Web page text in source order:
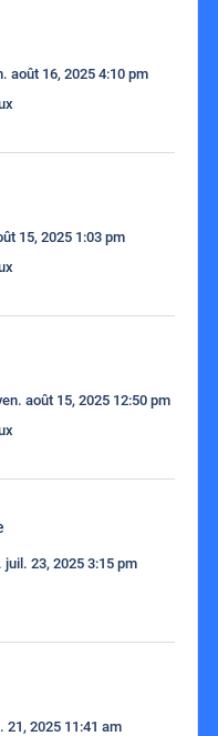
août 16, 2025 4:10 pm
15, 2025 1:03 pm
août 15, 2025 12:50 pm
juil. 23, 2025 3:15 pm
21, 2025 11:41 am